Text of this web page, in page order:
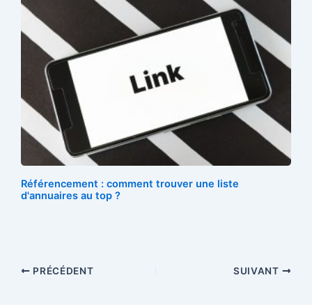
Référencement : comment trouver une liste
d'annuaires au top ?
PRÉCÉDENT SUIVANT